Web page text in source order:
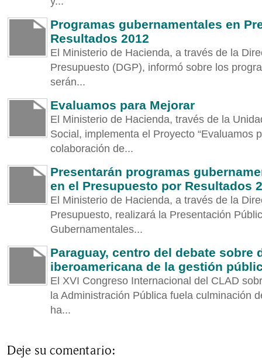
Programas gubernamentales en
Resultados 2012
El Ministerio de Hacienda, a través de la
Presupuesto (DGP), informó sobre los
serán...
Evaluamos para Mejorar
El Ministerio de Hacienda, través de la
Social, implementa el Proyecto “Evaluamos
colaboración de...
Presentarán programas
en el Presupuesto por Resultados
El Ministerio de Hacienda, a través de la
Presupuesto, realizará la Presentación
Gubernamentales...
Paraguay, centro del debate sobre
iberoamericana de la gestión
El XVI Congreso Internacional del CLAD
la Administración Pública fuela culminación
ha...
Deje su comentario: